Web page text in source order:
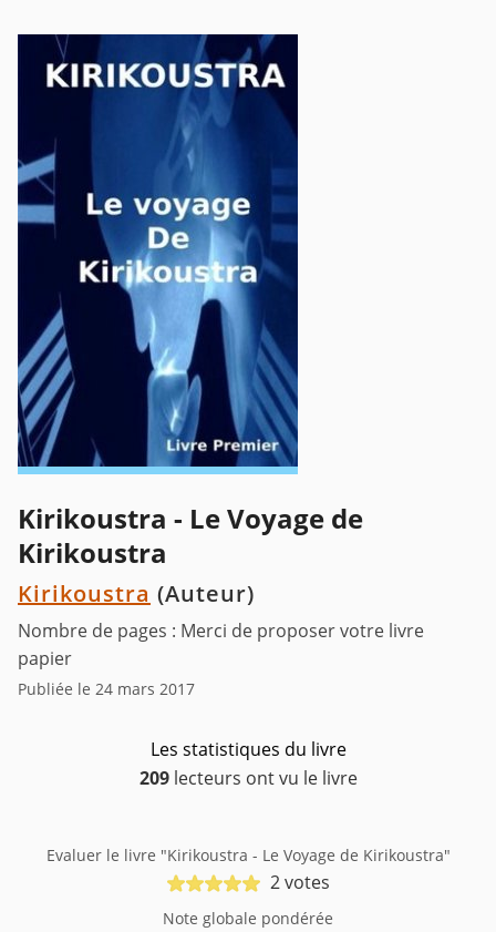
Kirikoustra - Le Voyage de
Kirikoustra
Kirikoustra (Auteur)
Nombre de pages : Merci de proposer votre livre
papier
Publiée le 24 mars 2017
Les statistiques du livre
209lecteurs ont vu le livre
Evaluer le livre "Kirikoustra - Le Voyage de Kirikoustra"
2 votes
Note globale pondérée